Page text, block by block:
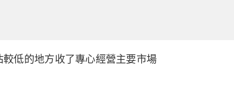
低的地方收了專心經營主要市場